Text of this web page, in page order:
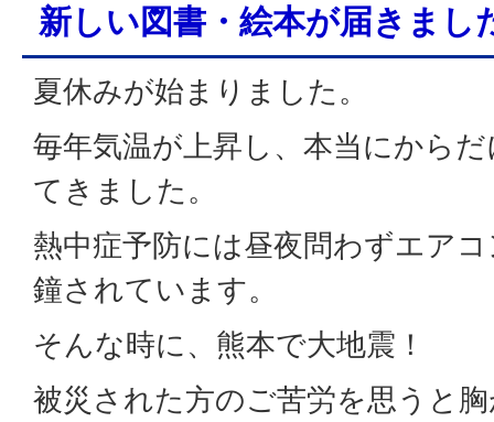
新しい図書・絵本が届きまし
夏休みが始まりました。
毎年気温が上昇し、本当にから
てきました。
熱中症予防には昼夜問わずエア
鐘されています。
そんな時に、熊本で大地震！
被災された方のご苦労を思うと